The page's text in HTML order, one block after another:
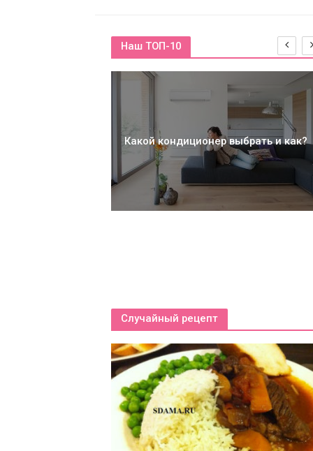
Наш ТОП-10
Какой кондиционер выбрать и как?
Случайный рецепт